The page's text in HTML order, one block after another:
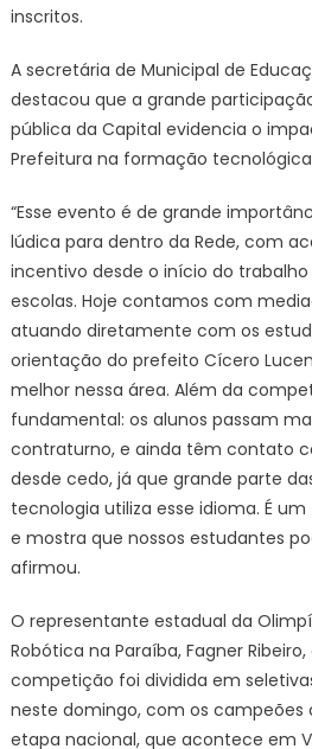
inscritos.
A secretária de Municipal de
destacou que a grande
pública da Capital evidencia o
Prefeitura na formação
“Esse evento é de grande
lúdica para dentro da Rede, com
incentivo desde o início do
escolas. Hoje contamos com
atuando diretamente com os
orientação do prefeito Cícero
melhor nessa área. Além da
fundamental: os alunos passam
contraturno, e ainda têm contato
desde cedo, já que grande parte
tecnologia utiliza esse idioma. É
e mostra que nossos estudantes
afirmou.
O representante estadual da
Robótica na Paraíba, Fagner
competição foi dividida em
neste domingo, com os campeões
etapa nacional, que acontece em